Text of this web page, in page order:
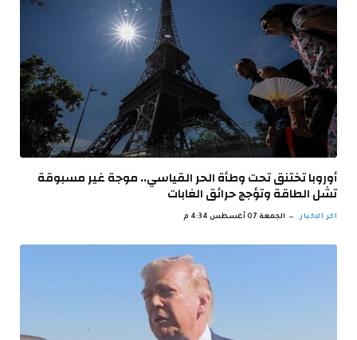
أوروبا تختنق تحت وطأة الحر القياسي.. موجة غير مسبوقة
تشل الطاقة وتؤجج حرائق الغابات
اخر الاخبار الجمعة 07 أغسطس 4:34 م